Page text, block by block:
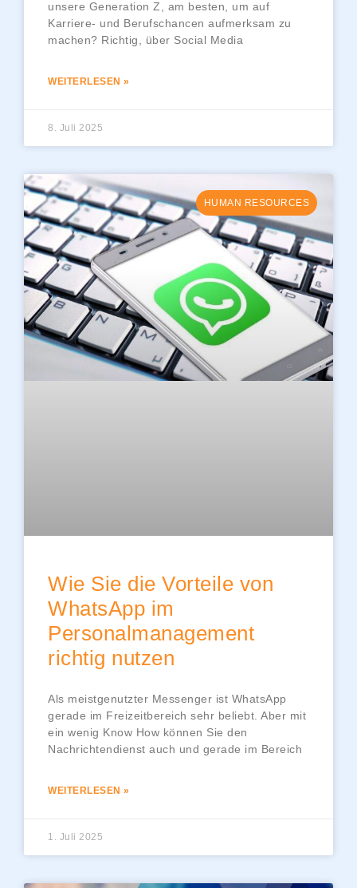
unsere Generation Z, am besten, um auf
Karriere- und Berufschancen aufmerksam zu
machen? Richtig, über Social Media
WEITERLESEN »
8. Juli 2025
HUMAN RESOURCES
Wie Sie die Vorteile von
WhatsApp im
Personalmanagement
richtig nutzen
Als meistgenutzter Messenger ist WhatsApp
gerade im Freizeitbereich sehr beliebt. Aber mit
ein wenig Know How können Sie den
Nachrichtendienst auch und gerade im Bereich
WEITERLESEN »
1. Juli 2025